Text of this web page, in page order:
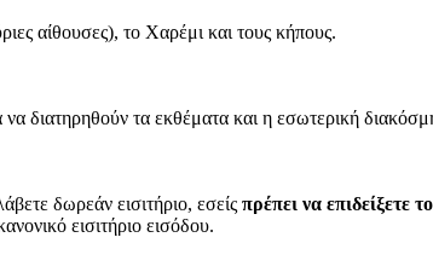
αίθουσες), το Χαρέμι και τους κήπους.
διατηρηθούν τα εκθέματα και η εσωτερική
δωρεάν εισιτήριο, εσείς πρέπει να επιδείξετε
εισιτήριο εισόδου.